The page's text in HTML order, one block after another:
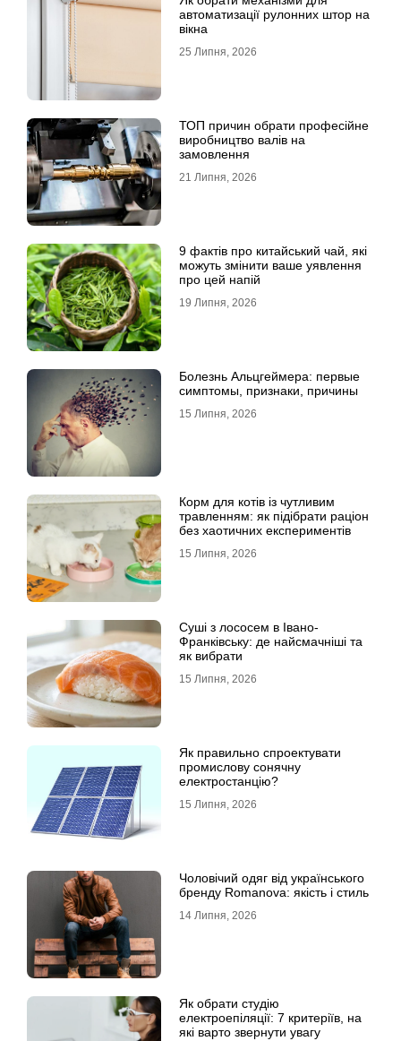
автоматизації рулонних штор на
вікна
25 Липня, 2026
ТОП причин обрати професійне
виробництво валів на
замовлення
21 Липня, 2026
9 фактів про китайський чай, які
можуть змінити ваше уявлення
про цей напій
19 Липня, 2026
Болезнь Альцгеймера: первые
симптомы, признаки, причины
15 Липня, 2026
Корм для котів із чутливим
травленням: як підібрати раціон
без хаотичних експериментів
15 Липня, 2026
Суші з лососем в Івано-
Франківську: де найсмачніші та
як вибрати
15 Липня, 2026
Як правильно спроектувати
промислову сонячну
електростанцію?
15 Липня, 2026
Чоловічий одяг від українського
бренду Romanova: якість і стиль
14 Липня, 2026
Як обрати студію
електроепіляції: 7 критеріїв, на
які варто звернути увагу